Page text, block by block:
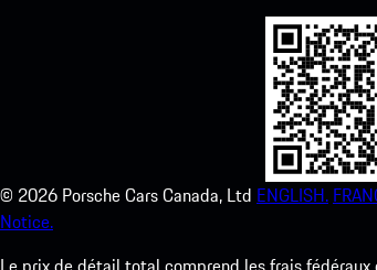
© 2026 Porsche Cars Canada, Ltd ENGLISH.
Notice.